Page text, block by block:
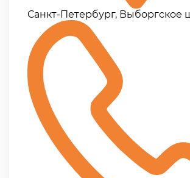
Санкт-Петербург, Выборгское